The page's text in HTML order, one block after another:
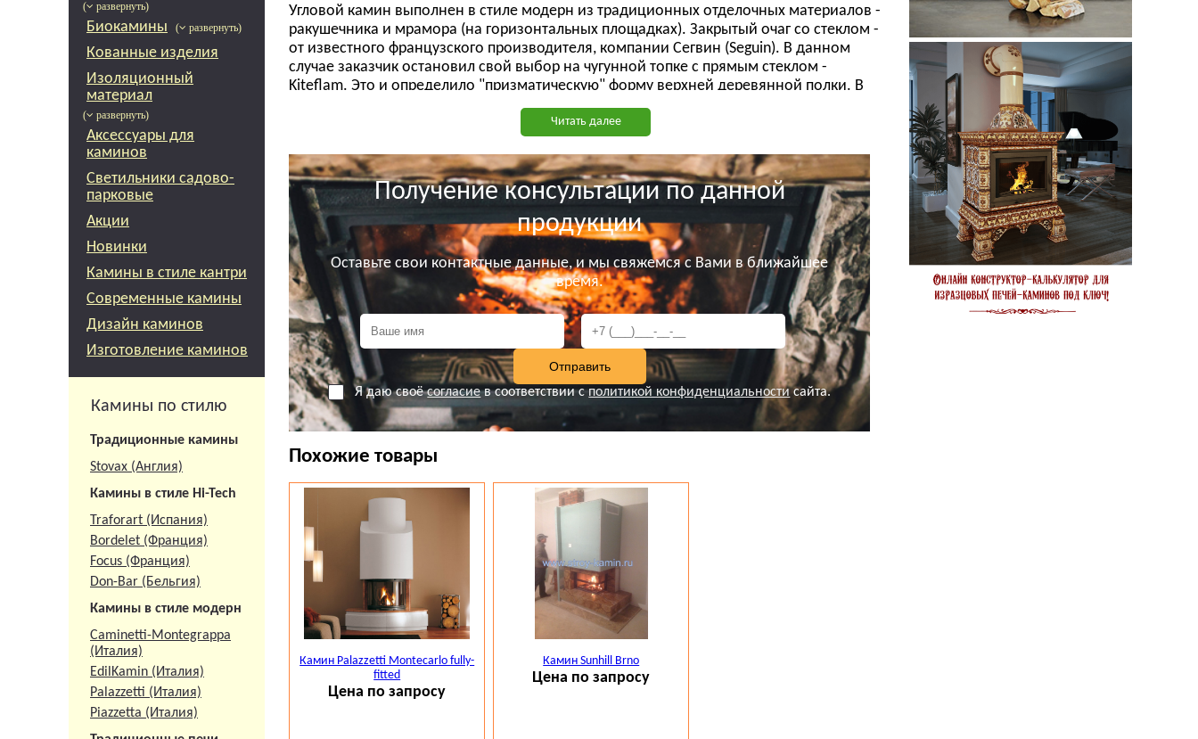
( развернуть)
Биокамины ( развернуть)
Кованные изделия
Изоляционный
материал
( развернуть)
Аксессуары для
каминов
Светильники садово-
парковые
Акции
Новинки
Камины в стиле кантри
Современные камины
Дизайн каминов
Изготовление каминов
Камины по стилю
Традиционные камины
Stovax (Англия)
Камины в стиле Hi-Tech
Traforart (Испания)
Bordelet (Франция)
Focus (Франция)
Don-Bar (Бельгия)
Камины в стиле модерн
Caminetti-Montegrappa
(Италия)
EdilKamin (Италия)
Palazzetti (Италия)
Piazzetta (Италия)
Угловой камин выполнен в стиле модерн из традиционных отделочных материалов -
ракушечника и мрамора (на горизонтальных площадках). Закрытый очаг со стеклом -
от известного французского производителя, компании Сегвин (Seguin). В данном
случае заказчик остановил свой выбор на чугунной топке с прямым стеклом -
Kiteflam. Это и определило "призматическую" форму верхней деревянной полки. В
исходном варианте мы имеем полукруглую геометрию, но и дверца топки имеет
панорамную форму, что отражается на цене. Самый недорогой вариант очага - топка
с прямым стеклом, но в угловом варианте панорамные очаги будут смотреться не так
выигрышно, нежели в пристенном случае. Поэтому, в некоторых случаях уместна
"экономия" денежных средств на камин. На наш взгляд, наличие подъемного
механизма у дверцы топки, более актуальная опция. Но опять же, в первую очередь
для любителей открытого огня.
Система для дымоудаления, как и на большинстве наших объектах - российские
дымоходы Феникс. Это надежно, практично и недорого!!!! Есть сомнения или
вопросы? Звоните и мы посоветуем самый оптимальный вариант дровяного камина,
и по цене, и по качеству.
Вся представленная на сайте информация не является публичной офертой.
Читать далее
Получение консультации по данной
продукции
Оставьте свои контактные данные, и мы свяжемся с Вами в ближайшее
время.
Я даю своёсогласиев соответствии сполитикой конфиденциальностисайта.
Похожие товары
Камин Palazzetti Montecarlo fully-
fitted
Цена по запросу
Камин Sunhill Brno
Цена по запросу